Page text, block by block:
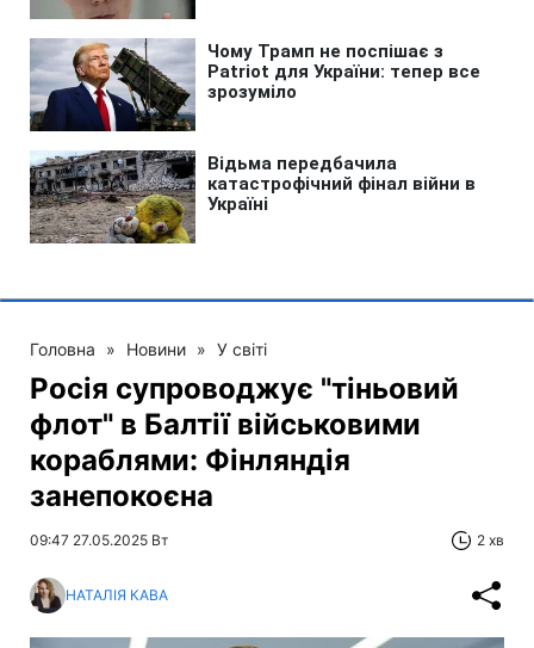
Головна » Новини » У світі
Росія супроводжує "тіньовий
флот" в Балтії військовими
кораблями: Фінляндія
занепокоєна
09:47 27.05.2025 Вт 2 хв
НАТАЛІЯ КАВА